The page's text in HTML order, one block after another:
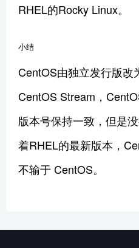
RHEL的Rocky Linux。
小结
CentOS由独立发行版改
CentOS Stream，
版本号保持一致，但是
着RHEL的最新版本，
不输于 CentOS。